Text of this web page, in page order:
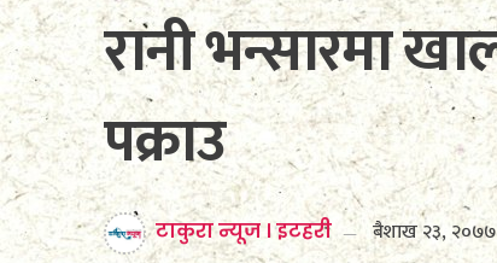
रानी भन्सारमा
पक्राउ
टाकुरा न्यूज । इटहरी बैशाख २३, २०७७